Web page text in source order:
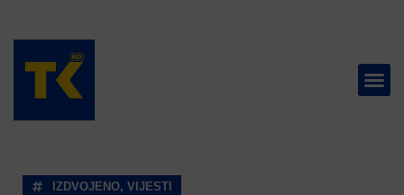
IZDVOJENO, VIJESTI